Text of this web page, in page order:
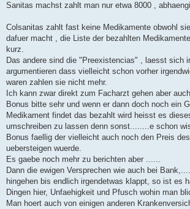
Sanitas machst zahlt man nur etwa 8000 ,
Colsanitas zahlt fast keine Medikamente obwohl
dafuer macht , die Liste der bezahlten
kurz.
Das andere sind die "Preexistencias" , laesst sich
argumentieren dass vielleicht schon vorher
waren zahlen sie nicht mehr.
Ich kann zwar direkt zum Facharzt gehen aber
Bonus bitte sehr und wenn er dann doch noch ein
Medikament findet das bezahlt wird heisst es
umschreiben zu lassen denn sonst........e schon
Bonus faellig der vielleicht auch noch den Preis
uebersteigen wuerde.
Es gaebe noch mehr zu berichten aber ......
Dann die ewigen Versprechen wie auch bei
hingehen bis endlich irgendetwas klappt, so ist es
Dingen hier, Unfaehigkeit und Pfusch wohin man
Man hoert auch von einigen anderen